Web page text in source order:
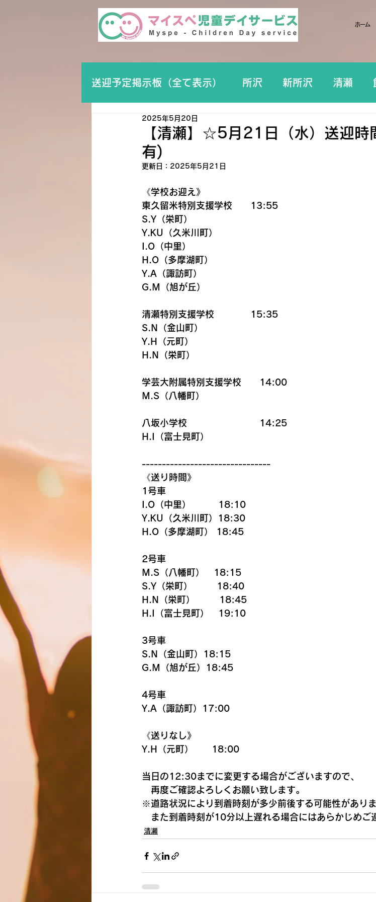
ホーム
送迎予定掲示板（全て表示） 所沢 新所沢 清瀬
【清瀬】☆5月21日（水）送迎
有)
2025年5月20日
更新日： 2025年5月21日
《学校お迎え》
東久留米特別支援学校　　13:55
S.Y（栄町）
Y.KU（久米川町）
I.O（中里）
H.O（多摩湖町）
Y.A（諏訪町）
G.M（旭が丘）
清瀬特別支援学校　　　　15:35
S.N（金山町）
Y.H（元町）
H.N（栄町）
学芸大附属特別支援学校　　14:00
M.S（八幡町）
八坂小学校　　　　　　　　14:25
H.I（富士見町）
--------------------------------
《送り時間》
1号車
I.O（中里）    　  18:10
Y.KU（久米川町）18:30
H.O（多摩湖町） 18:45
2号車
M.S（八幡町）　18:15
S.Y（栄町）　　  18:40
H.N（栄町）　　  18:45
H.I（富士見町）　19:10
3号車
S.N（金山町）18:15
G.M（旭が丘）18:45
4号車
Y.A（諏訪町）17:00
《送りなし》
Y.H（元町）　　18:00
当日の12:30までに変更する場合がございますので、
再度ご確認よろしくお願い致します。
※道路状況により到着時刻が多少前後する可能性がありま
また到着時刻が10分以上遅れる場合にはあらかじめご
清瀬